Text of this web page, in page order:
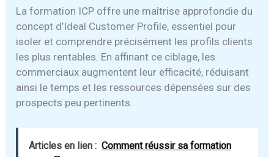
La formation ICP offre une maîtrise approfondie du
concept d’Ideal Customer Profile, essentiel pour
isoler et comprendre précisément les profils clients
les plus rentables. En affinant ce ciblage, les
commerciaux augmentent leur efficacité, réduisant
ainsi le temps et les ressources dépensées sur des
prospects peu pertinents.
Articles en lien : Comment réussir sa formation